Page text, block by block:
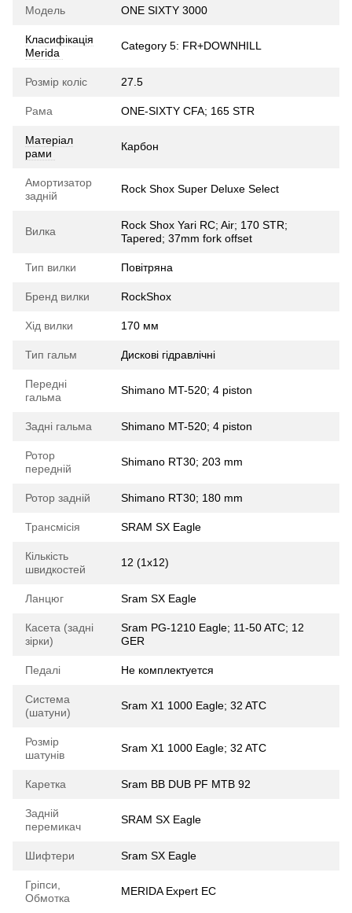
Модель ONE SIXTY 3000
Класифікація
Merida
Category 5: FR+DOWNHILL
Розмір коліс 27.5
Рама ONE-SIXTY CFA; 165 STR
Матеріал
рами
Карбон
Амортизатор
задній
Rock Shox Super Deluxe Select
Вилка
Rock Shox Yari RC; Air; 170 STR;
Tapered; 37mm fork offset
Тип вилки Повітряна
Бренд вилки RockShox
Хід вилки 170 мм
Тип гальм Дискові гідравлічні
Передні
гальма
Shimano MT-520; 4 piston
Задні гальма Shimano MT-520; 4 piston
Ротор
передній
Shimano RT30; 203 mm
Ротор задній Shimano RT30; 180 mm
Трансмісія SRAM SX Eagle
Кількість
швидкостей
12 (1x12)
Ланцюг Sram SX Eagle
Касета (задні
зірки)
Sram PG-1210 Eagle; 11-50 ATC; 12
GER
Педалі Не комплектуется
Система
(шатуни)
Sram X1 1000 Eagle; 32 ATC
Розмір
шатунів
Sram X1 1000 Eagle; 32 ATC
Каретка Sram BB DUB PF MTB 92
Задній
перемикач
SRAM SX Eagle
Шифтери Sram SX Eagle
Гріпси,
Обмотка
MERIDA Expert EC